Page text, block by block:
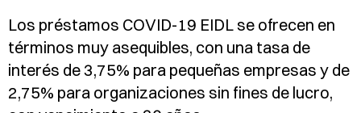
Los préstamos COVID-19 EIDL se ofrecen en
términos muy asequibles, con una tasa de
interés de 3,75% para pequeñas empresas y de
2,75% para organizaciones sin fines de lucro,